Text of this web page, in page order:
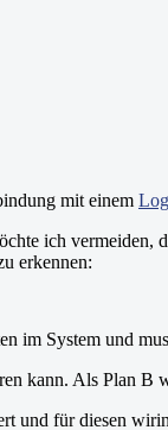
mit einem
ich vermeiden,
erkennen:
im System und
kann. Als Plan B
und für diesen